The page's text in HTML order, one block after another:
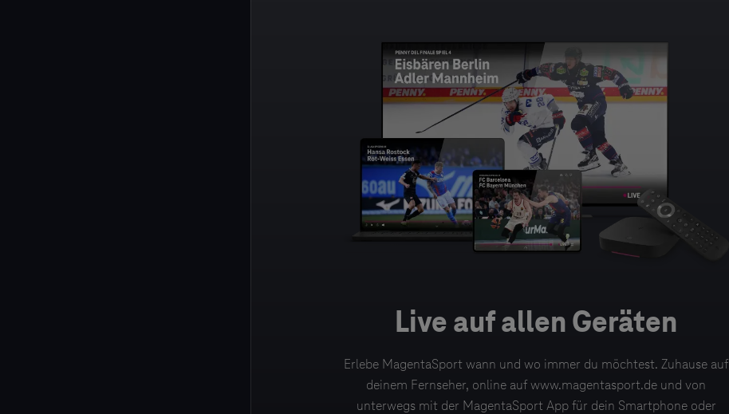
Live auf allen Geräten
Erlebe MagentaSport wann und wo immer du möchtest. Zuhause auf
deinem Fernseher, online auf www.magentasport.de und von
unterwegs mit der MagentaSport App für dein Smartphone oder